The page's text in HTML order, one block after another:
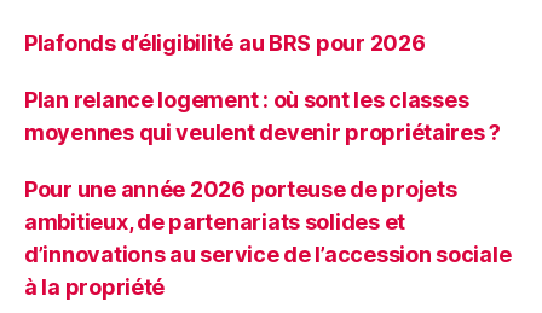
Plafonds d’éligibilité au BRS pour 2026
Plan relance logement : où sont les classes
moyennes qui veulent devenir propriétaires ?
Pour une année 2026 porteuse de projets
ambitieux, de partenariats solides et
d’innovations au service de l’accession sociale
à la propriété